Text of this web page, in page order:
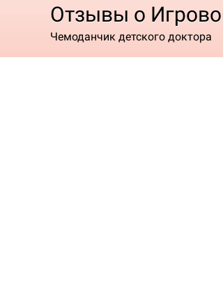
Отзывы о
Чемоданчик детского доктора